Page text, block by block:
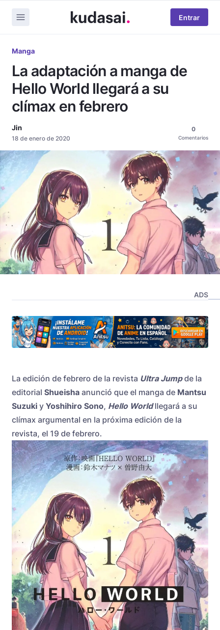
Entrar
Manga
La adaptación a manga de
Hello World llegará a su
clímax en febrero
Jin
18 de enero de 2020
0
Comentarios
ADS
La edición de febrero de la revista Ultra Jumpde la
editorial Shueisha anunció que el manga de Mantsu
Suzuki y Yoshihiro Sono, Hello Worldllegará a su
clímax argumental en la próxima edición de la
revista, el 19 de febrero.